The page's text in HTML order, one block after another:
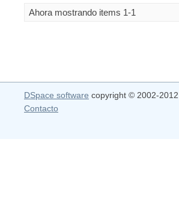
Ahora mostrando items 1-1
DSpace software copyright © 2002-2012
Contacto